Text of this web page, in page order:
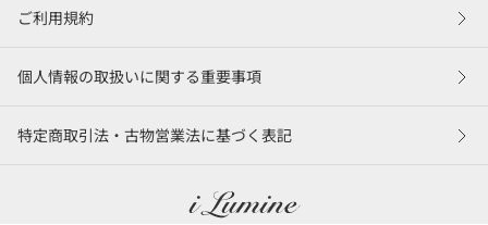
ご利用規約
個人情報の取扱いに関する重要事項
特定商取引法・古物営業法に基づく表記